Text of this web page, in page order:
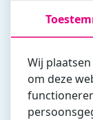
Vul hier bij
zakelijk/
Wij
om deze